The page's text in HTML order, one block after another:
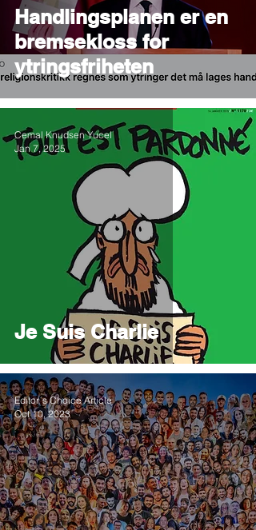
Handlingsplanen er en
bremsekloss for
ytringsfriheten
Je Suis Charlie
Cemal Knudsen Yucel
Jan 7, 2025
Editor´s Choice Article
Oct 10, 2023